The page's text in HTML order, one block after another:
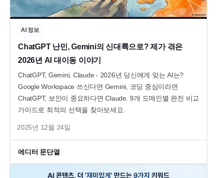
AI 정보
ChatGPT 난민, Gemini의 신대륙으로? 제가 겪은
2026년 AI 대이동 이야기
ChatGPT, Gemini, Claude - 2026년 당신에게 맞는 AI는?
Google Workspace 쓰신다면 Gemini, 코딩 중심이라면
ChatGPT, 보안이 중요하다면 Claude. 9개 도메인별 완전 비교
가이드로 최적의 선택을 찾아보세요.
2025년 12월 24일
에디터 문단열